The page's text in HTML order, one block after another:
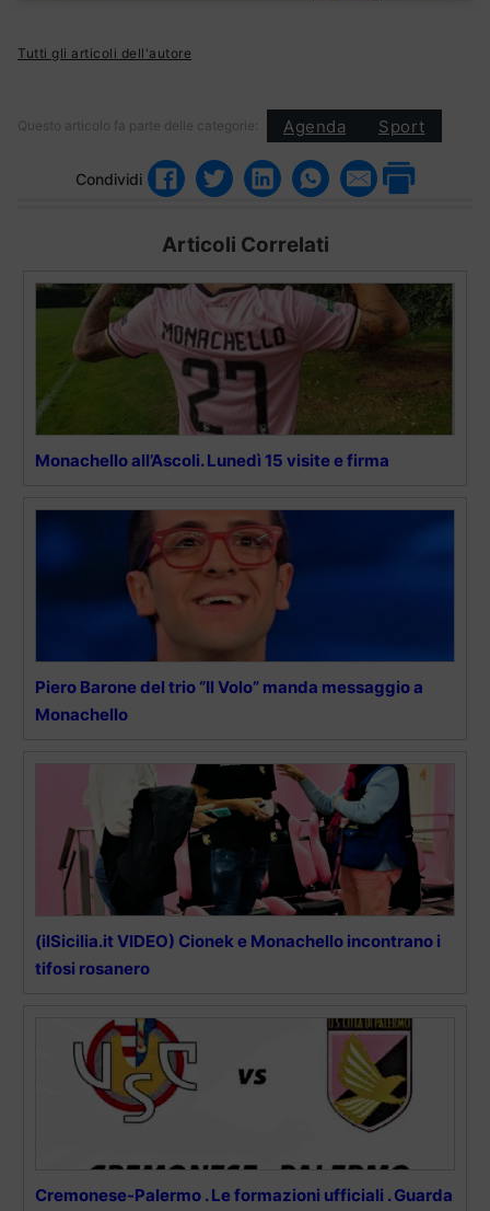
Tutti gli articoli dell'autore
Questo articolo fa parte delle categorie: Agenda Sport
Condividi
Articoli Correlati
Monachello all’Ascoli. Lunedì 15 visite e firma
Piero Barone del trio “Il Volo” manda messaggio a
Monachello
(ilSicilia.it VIDEO) Cionek e Monachello incontrano i
tifosi rosanero
Cremonese-Palermo . Le formazioni ufficiali . Guarda